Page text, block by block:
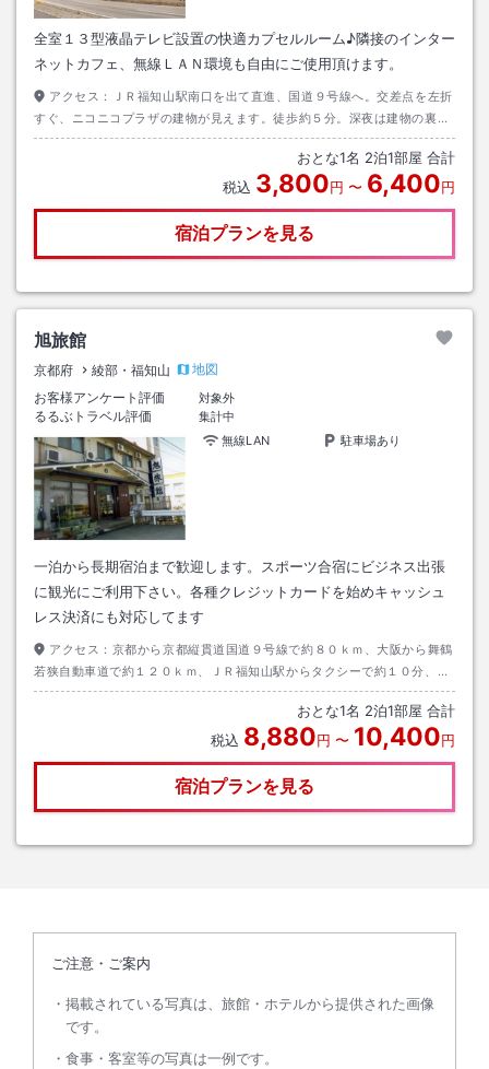
全室１３型液晶テレビ設置の快適カプセルルーム♪隣接のインター
ネットカフェ、無線ＬＡＮ環境も自由にご使用頂けます。
アクセス：
ＪＲ福知山駅南口を出て直進、国道９号線へ。交差点を左折
すぐ、ニコニコプラザの建物が見えます。徒歩約５分。深夜は建物の裏側
の出入口をご利用下さい。
おとな1名 2泊1部屋 合計
税込 3,800円 〜 6,400円
宿泊プランを見る
旭旅館
京都府 綾部・福知山
地図
お客様アンケート評価
対象外
るるぶトラベル評価
集計中
無線LAN
駐車場あり
一泊から長期宿泊まで歓迎します。スポーツ合宿にビジネス出張
に観光にご利用下さい。各種クレジットカードを始めキャッシュ
レス決済にも対応してます
アクセス： 京都から京都縦貫道国道９号線で約８０ｋｍ、大阪から舞鶴
若狭自動車道で約１２０ｋｍ、ＪＲ福知山駅からタクシーで約１０分、宮
福線市民病院口から徒歩約１５分
おとな1名 2泊1部屋 合計
税込 8,880円 〜 10,400円
宿泊プランを見る
ご注意・ご案内
掲載されている写真は、旅館・ホテルから提供された画像
です。
食事・客室等の写真は一例です。